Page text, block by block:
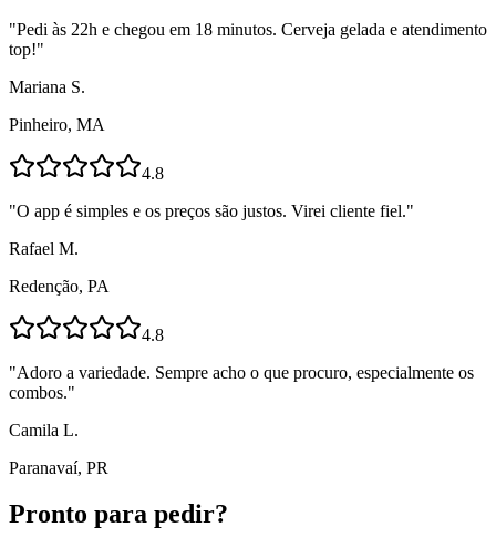
"Pedi às 22h e chegou em 18 minutos. Cerveja gelada e atendimento
top!"
Mariana S.
Pinheiro, MA
4.8
"O app é simples e os preços são justos. Virei cliente fiel."
Rafael M.
Redenção, PA
4.8
"Adoro a variedade. Sempre acho o que procuro, especialmente os
combos."
Camila L.
Paranavaí, PR
Pronto para pedir?